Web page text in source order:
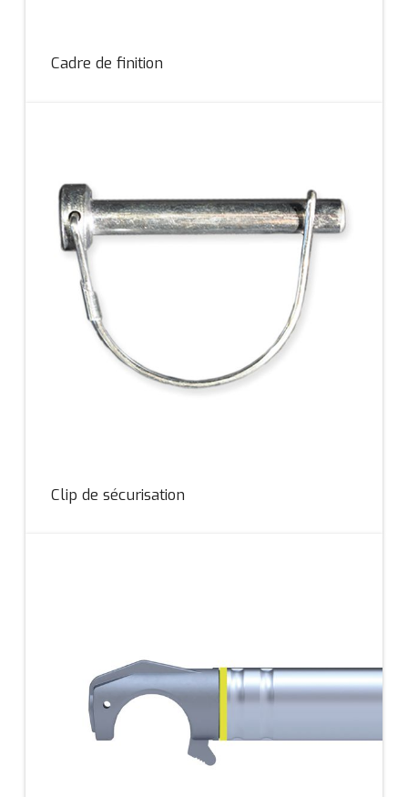
Cadre de finition
Clip de sécurisation